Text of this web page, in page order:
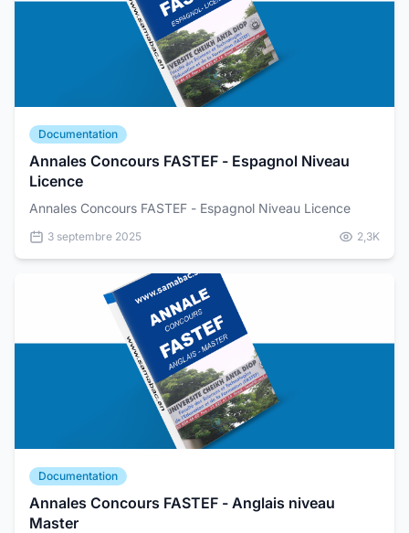
Documentation
Annales Concours FASTEF - Espagnol Niveau
Licence
Annales Concours FASTEF - Espagnol Niveau Licence
3 septembre 2025 2,3K
Documentation
Annales Concours FASTEF - Anglais niveau
Master